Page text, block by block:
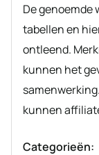
De genoemde waardes zijn gebaseerd op standaard
tabellen en
ontleend.
kunnen het
kunnen
Categorieën: